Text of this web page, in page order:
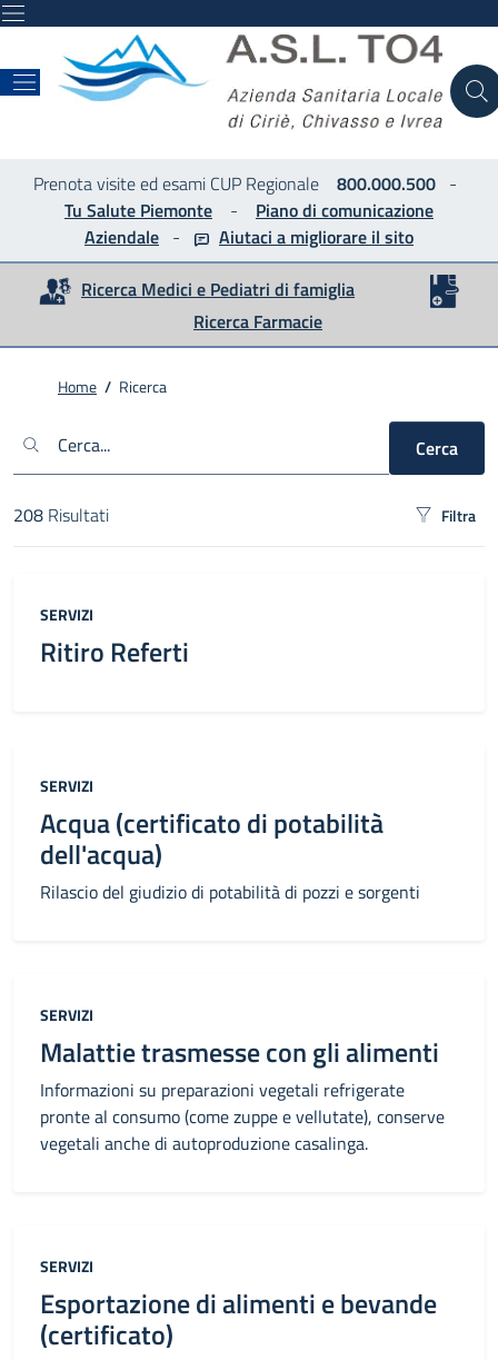
Prenota visite ed esami CUP Regionale 800.000.500-
Tu Salute Piemonte - Piano di comunicazione
Aziendale - Aiutaci a migliorare il sito
Ricerca Medici e Pediatri di famiglia
Ricerca Farmacie
Home / Ricerca
Cerca
Risultati di ricerca
208 Risultati Filtra
Categoria:
SERVIZI
Ritiro Referti
Categoria:
SERVIZI
Acqua (certificato di potabilità
dell'acqua)
Rilascio del giudizio di potabilità di pozzi e sorgenti
Categoria:
SERVIZI
Malattie trasmesse con gli alimenti
Informazioni su preparazioni vegetali refrigerate
pronte al consumo (come zuppe e vellutate), conserve
vegetali anche di autoproduzione casalinga.
Categoria:
SERVIZI
Esportazione di alimenti e bevande
(certificato)